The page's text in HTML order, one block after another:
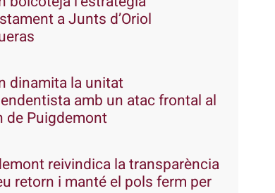
a Junts d’Oriol
dinamita la unitat
amb un atac frontal al
de Puigdemont
reivindica la transparència
retorn i manté el pols ferm per